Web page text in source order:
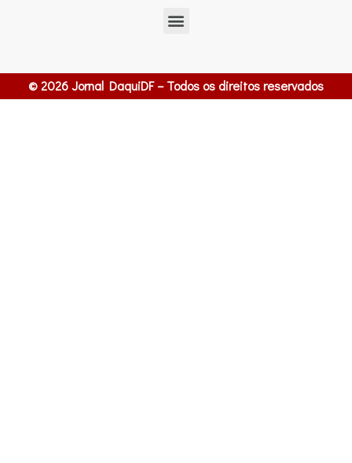
© 2026 Jornal DaquiDF – Todos os direitos reservados